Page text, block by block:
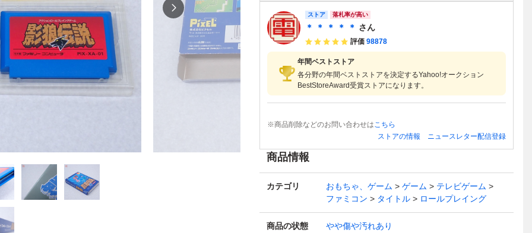
ストア 落札率が高い
＊ ＊ ＊ ＊ ＊ さん
評価 98878
年間ベストストア
各分野の年間ベストストアを決定するYahoo!オークション
BestStoreAward受賞ストアになります。
※商品削除などのお問い合わせはこちら
ストアの情報
ニュースレター配信登録
商品情報
カテゴリ おもちゃ、ゲーム ゲーム
テレビゲーム
ファミコン
タイトル ロールプレイング
商品の状態 やや傷や汚れあり